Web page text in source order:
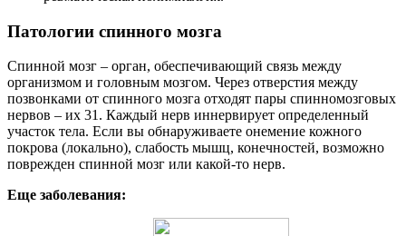
Патологии спинного мозга
Спинной мозг – орган, обеспечивающий связь между
организмом и головным мозгом. Через отверстия между
позвонками от спинного мозга отходят пары спинномозговых
нервов – их 31. Каждый нерв иннервирует определенный
участок тела. Если вы обнаруживаете онемение кожного
покрова (локально), слабость мышц, конечностей, возможно
поврежден спинной мозг или какой-то нерв.
Еще заболевания: